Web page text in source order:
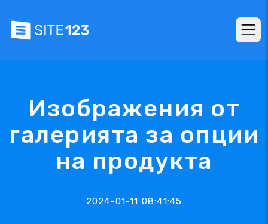
Изображения от
галерията за опции
на продукта
2024-01-11 08:41:45